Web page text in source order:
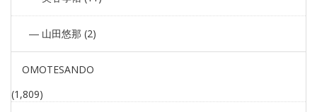
山田悠那 (2)
OMOTESANDO
(1,809)